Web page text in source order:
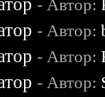
- Автор:
- Автор:
- Автор:
- Автор: